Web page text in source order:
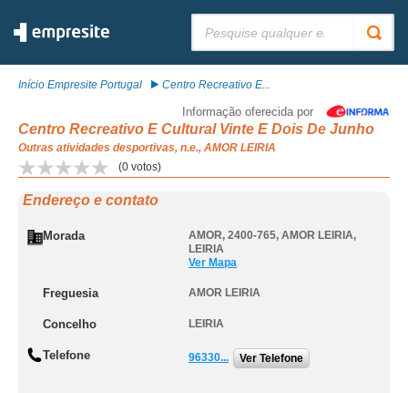
Início Empresite Portugal Centro Recreativo E...
Informação oferecida por
Centro Recreativo E Cultural Vinte E Dois De Junho
Outras atividades desportivas, n.e., AMOR LEIRIA
(0 votos)
Endereço e contato
Morada AMOR, 2400-765, AMOR LEIRIA,
LEIRIA
Ver Mapa
Freguesia AMOR LEIRIA
Concelho LEIRIA
Telefone 96330... Ver Telefone